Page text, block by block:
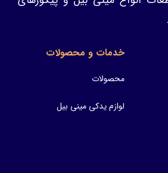
خدمات و محصولات
محصولات
لوازم یدکی مینی بیل